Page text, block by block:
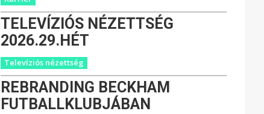
TELEVÍZIÓS NÉZETTSÉG
2026.29.HÉT
Televíziós nézettség
REBRANDING BECKHAM
FUTBALLKLUBJÁBAN